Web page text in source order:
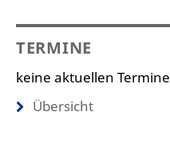
TERMINE
keine aktuellen Termine
Übersicht